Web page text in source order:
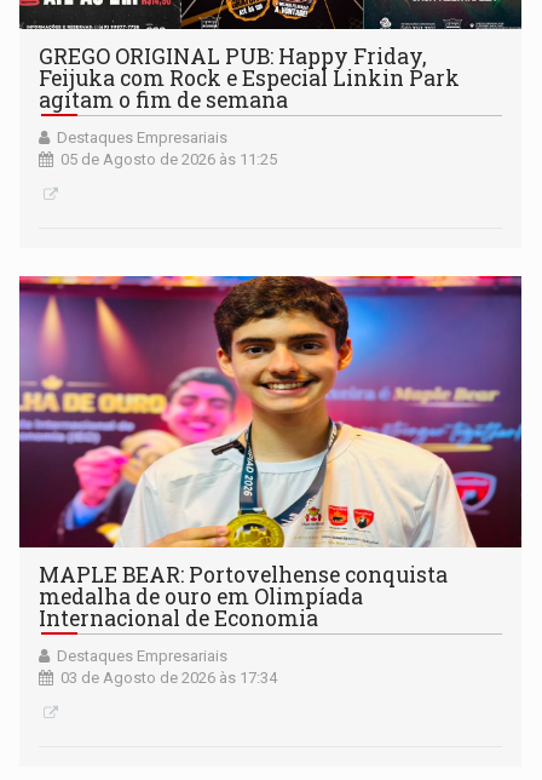
GREGO ORIGINAL PUB: Happy Friday,
Feijuka com Rock e Especial Linkin Park
agitam o fim de semana
Destaques Empresariais
05 de Agosto de 2026 às 11:25
MAPLE BEAR: Portovelhense conquista
medalha de ouro em Olimpíada
Internacional de Economia
Destaques Empresariais
03 de Agosto de 2026 às 17:34